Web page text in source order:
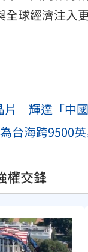
全球經濟注入
片 輝達「中
台海跨9500
權交鋒